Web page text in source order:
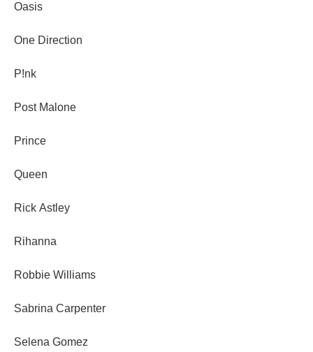
Oasis
One Direction
P!nk
Post Malone
Prince
Queen
Rick Astley
Rihanna
Robbie Williams
Sabrina Carpenter
Selena Gomez